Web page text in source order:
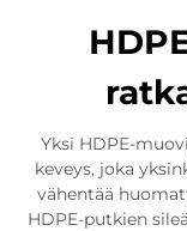
Yksi HDPE-
keveys, joka
vähentää
HDPE-putkien